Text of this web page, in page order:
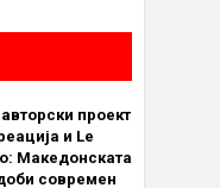
проект
и Le
Македонската
современ